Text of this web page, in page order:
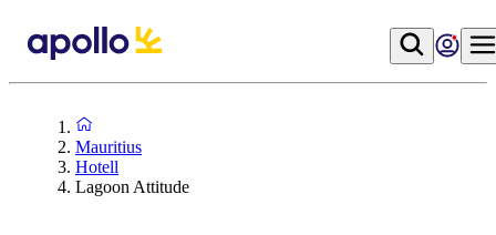
Mauritius
Hotell
Lagoon Attitude